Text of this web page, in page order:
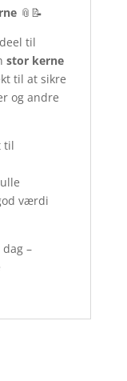
📎📝
til
stor kerne
til at sikre
og andre
til
værdi
–